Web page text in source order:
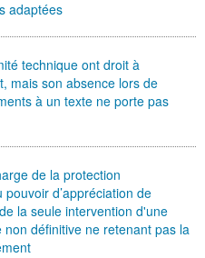
adaptées
technique ont droit à
mais son absence lors de
à un texte ne porte pas
de la protection
d’appréciation de
la seule intervention d'une
définitive ne retenant pas la